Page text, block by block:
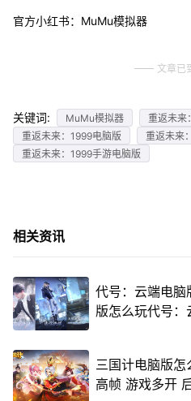
官方小红书：MuMu模拟器
文章已
关键词: MuMu模拟器
重返未来
重返未来：1999电脑版
重返未来
重返未来：1999手游电脑版
相关资讯
代号：云端电脑
版怎么玩代号：
三国计电脑版
高帧 游戏多开